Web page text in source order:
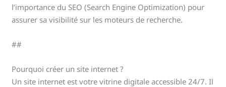
l’importance du SEO (Search Engine Optimization) pour
assurer sa visibilité sur les moteurs de recherche.
##
Pourquoi créer un site internet ?
Un site internet est votre vitrine digitale accessible 24/7. Il